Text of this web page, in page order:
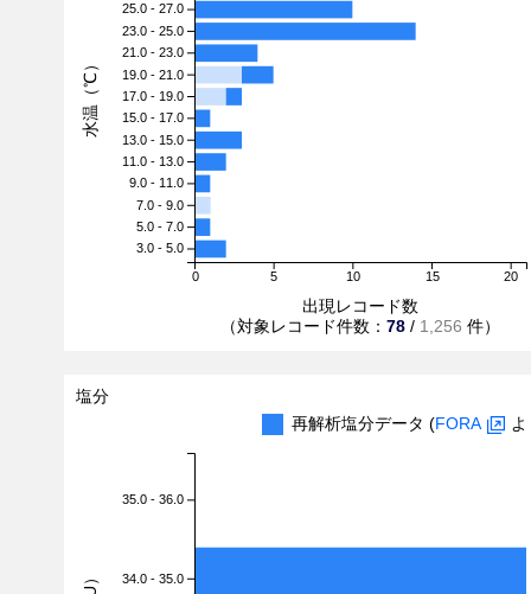
0 5 10 15 20
25.0 - 27.0
23.0 - 25.0
21.0 - 23.0
19.0 - 21.0
17.0 - 19.0
15.0 - 17.0
13.0 - 15.0
11.0 - 13.0
9.0 - 11.0
7.0 - 9.0
5.0 - 7.0
3.0 - 5.0
出現レコード数
（対象レコード件数： 78 / 1,256 件）
水温（℃）
塩分
再解析塩分データ (FORA
35.0 - 36.0
34.0 - 35.0